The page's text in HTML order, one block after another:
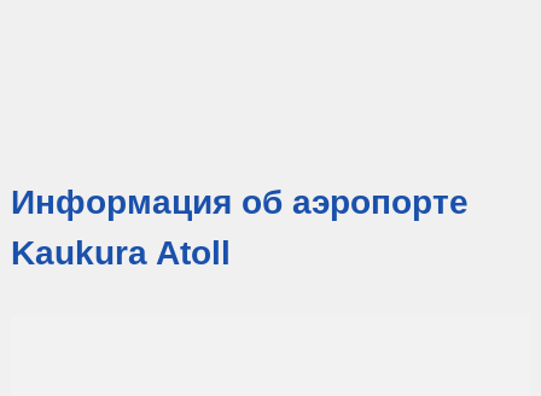
Информация об аэропорте
Kaukura Atoll